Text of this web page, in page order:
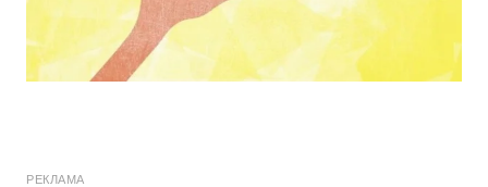
РЕКЛАМА